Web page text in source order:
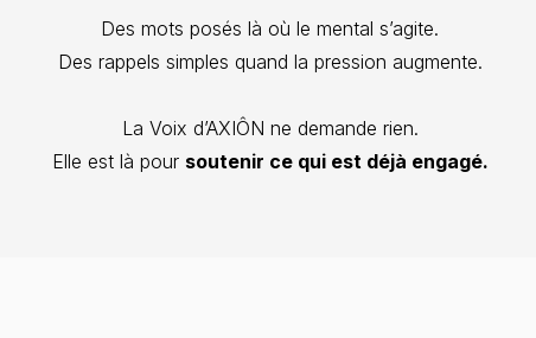
Des mots posés là où le mental s’agite.
Des rappels simples quand la pression augmente.
La Voix d’AXIÔN ne demande rien.
Elle est là pour soutenir ce qui est déjà engagé.